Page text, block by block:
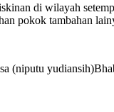
di wilayah
pokok tambahan
(niputu